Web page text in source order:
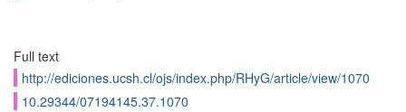
Full text
http://ediciones.ucsh.cl/ojs/index.php/RHyG/article/view/1070
10.29344/07194145.37.1070